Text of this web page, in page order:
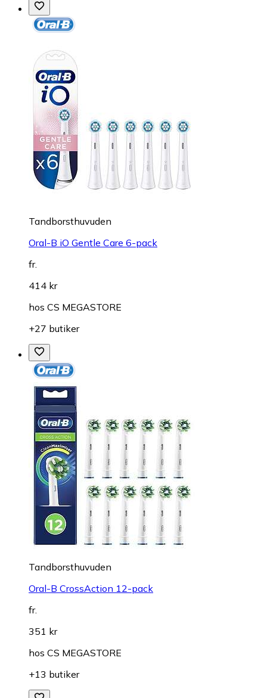
Tandborsthuvuden
Oral-B iO Gentle Care 6-pack
fr.
414 kr
hos CS MEGASTORE
+27 butiker
Tandborsthuvuden
Oral-B CrossAction 12-pack
fr.
351 kr
hos CS MEGASTORE
+13 butiker